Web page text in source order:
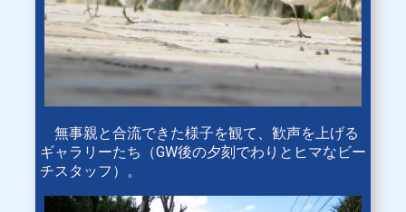
無事親と合流できた様子を観て、歓声を上げる
ギャラリーたち（GW後の夕刻でわりとヒマなビー
チスタッフ）。